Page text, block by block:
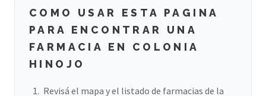
COMO USAR ESTA PAGINA
PARA ENCONTRAR UNA
FARMACIA EN COLONIA
HINOJO
Revisá el mapa y el listado de farmacias de la